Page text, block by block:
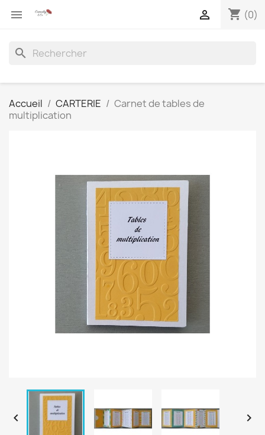
 shopping_cart (0)

search
Accueil CARTERIE
Carnet de tables de
multiplication
 